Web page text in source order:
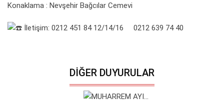
Konaklama : Nevşehir Bağcılar Cemevi
İletişim: 0212 451 84 12/14/16 0212 639 74 40
DIĞER DUYURULAR